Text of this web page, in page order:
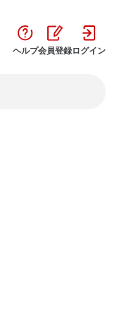
ヘルプ会員登録ログイン